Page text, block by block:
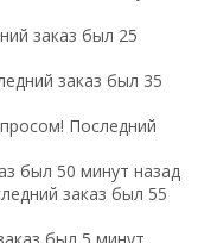
заказ был 25
заказ был 35
Последний
был 50 минут назад
заказ был 55